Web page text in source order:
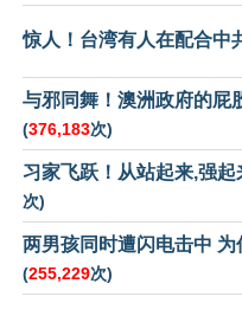
惊人！台湾有人在配合中
与邪同舞！澳洲政府的屁
(376,183次)
习家飞跃！从站起来,强起
次)
两男孩同时遭闪电击中 为
(255,229次)